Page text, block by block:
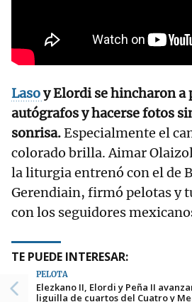
Lasoy Elordi se hincharon a
autógrafos y hacerse fotos
sonrisa.Especialmente el
colorado brilla. Aimar
la liturgia entrenó con el de
Gerendiain, firmó pelotas y
con los seguidores
TE PUEDE INTERESAR:
PELOTA
Elezkano II, Elordi y Peña II
liguilla de cuartos del Cuatro y